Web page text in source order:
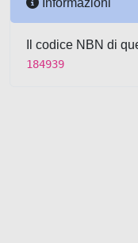
Il codice NBN di
184939